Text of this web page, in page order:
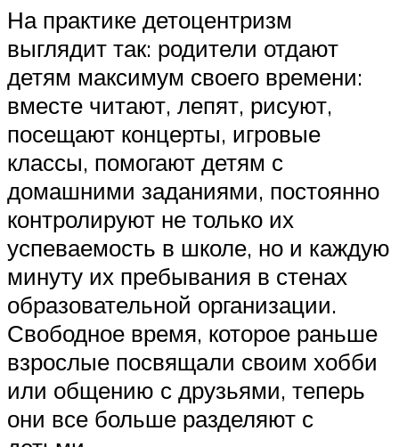
На практике детоцентризм
выглядит так: родители отдают
детям максимум своего времени:
вместе читают, лепят, рисуют,
посещают концерты, игровые
классы, помогают детям с
домашними заданиями, постоянно
контролируют не только их
успеваемость в школе, но и каждую
минуту их пребывания в стенах
образовательной организации.
Свободное время, которое раньше
взрослые посвящали своим хобби
или общению с друзьями, теперь
они все больше разделяют с